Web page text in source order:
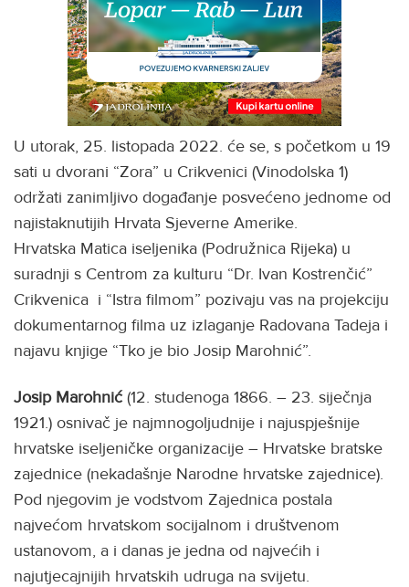
U utorak, 25. listopada 2022. će se, s početkom u 19
sati u dvorani “Zora” u Crikvenici (Vinodolska 1)
održati zanimljivo događanje posvećeno jednome od
najistaknutijih Hrvata Sjeverne Amerike.
Hrvatska Matica iseljenika (Podružnica Rijeka) u
suradnji s Centrom za kulturu “Dr. Ivan Kostrenčić”
Crikvenica i “Istra filmom” pozivaju vas na projekciju
dokumentarnog filma uz izlaganje Radovana Tadeja i
najavu knjige “Tko je bio Josip Marohnić”.
Josip Marohnić(12. studenoga 1866. – 23. siječnja
1921.) osnivač je najmnogoljudnije i najuspješnije
hrvatske iseljeničke organizacije – Hrvatske bratske
zajednice (nekadašnje Narodne hrvatske zajednice).
Pod njegovim je vodstvom Zajednica postala
najvećom hrvatskom socijalnom i društvenom
ustanovom, a i danas je jedna od najvećih i
najutjecajnijih hrvatskih udruga na svijetu.